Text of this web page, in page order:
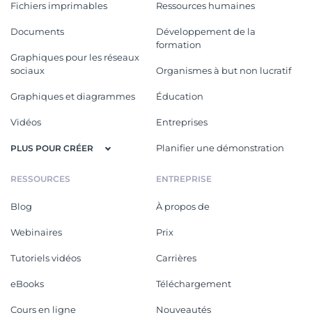
Fichiers imprimables
Documents
Graphiques pour les réseaux
sociaux
Graphiques et diagrammes
Vidéos
PLUS POUR CRÉER
Ressources humaines
Développement de la
formation
Organismes à but non lucratif
Éducation
Entreprises
Planifier une démonstration
RESSOURCES
Blog
Webinaires
Tutoriels vidéos
eBooks
Cours en ligne
ENTREPRISE
À propos de
Prix
Carrières
Téléchargement
Nouveautés